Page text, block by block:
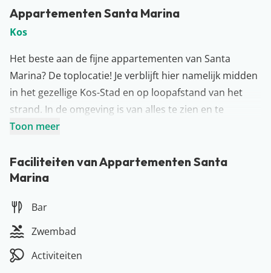
Appartementen Santa Marina
Kos
Het beste aan de fijne appartementen van Santa
Marina? De toplocatie! Je verblijft hier namelijk midden
in het gezellige Kos-Stad en op loopafstand van het
strand. In de omgeving is van alles te zien en te
beleven. De ideale uitvalsbasis dus voor een
verkoeling? Neem dan een duik in het fijne zwembad
van Santa Marina. Ook kun je even lekker van de zon
drankje bestellen aan de poolbar. Als dit geen vakantie
is…
Zonder twijfel één van de populairste Griekse eilanden,
Toon meer
Faciliteiten van Appartementen Santa
Marina
Bar
Zwembad
Activiteiten